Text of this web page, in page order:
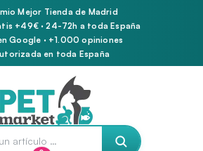
Mejor Tienda de Madrid
+49€ · 24-72h a toda España
Google · +1.000 opiniones
en toda España